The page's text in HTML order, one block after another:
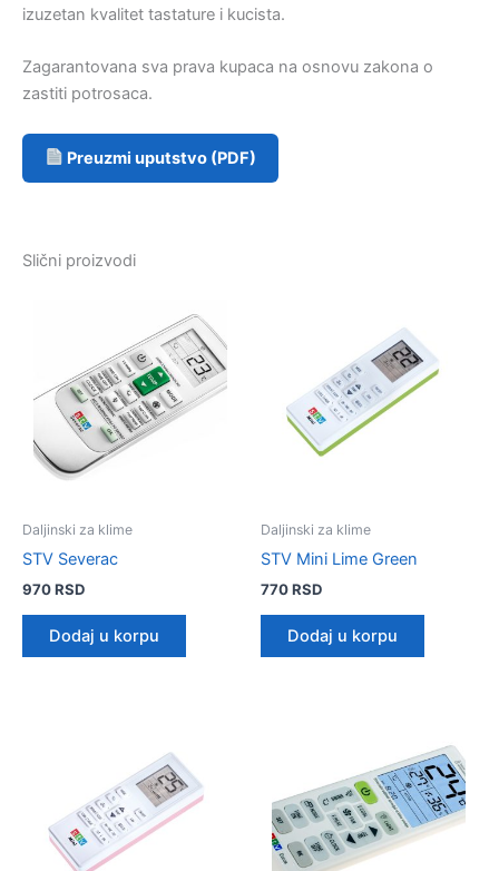
izuzetan kvalitet tastature i kucista.
Zagarantovana sva prava kupaca na osnovu zakona o
zastiti potrosaca.
Preuzmi uputstvo (PDF)
Slični proizvodi
Daljinski za klime
STV Severac
970RSD
Dodaj u korpu
Daljinski za klime
STV Mini Lime Green
770RSD
Dodaj u korpu